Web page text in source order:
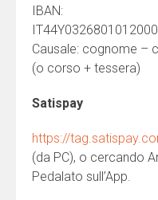
IBAN:
Causale: cognome –
(o corso + tessera)
Satispay
https://
(da PC), o cercando
Pedalato sull’App.